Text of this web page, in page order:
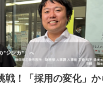
戦！「採用の変化」